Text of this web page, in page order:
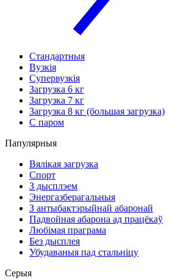
Стандартныя
Вузкія
Супервузкія
Загрузка 6 кг
Загрузка 7 кг
Загрузка 8 кг (большая загрузка)
С паром
Папулярныя
Вялікая загрузка
Спорт
З дысплэем
Энергазберагальныя
З антыбактэрыйнай абаронай
Падвойная абарона ад працёкаў
Любімая праграма
Без дысплея
Убудаваныя пад стальніцу
Серыя